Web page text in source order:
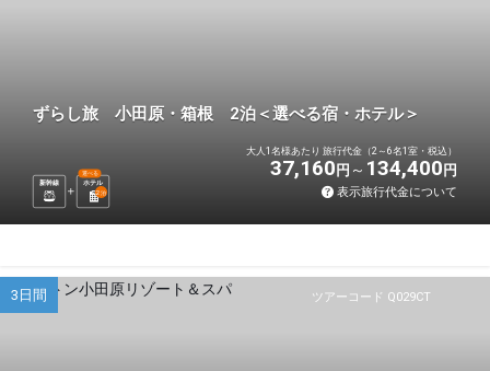
ずらし旅 小田原・箱根 2泊＜選べる宿・ホテル＞
新幹線 ホテル
選べる
2泊
大人1名様あたり 旅行代金（2～6名1室・税込）
37,160 円 134,400 円
表示旅行代金について
ツアーコード Q029CT
3日間